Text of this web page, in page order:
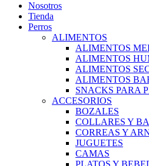
Nosotros
Tienda
Perros
ALIMENTOS
ALIMENTOS
ALIMENTOS
ALIMENTOS
ALIMENTOS
SNACKS PARA
ACCESORIOS
BOZALES
COLLARES Y
CORREAS Y
JUGUETES
CAMAS